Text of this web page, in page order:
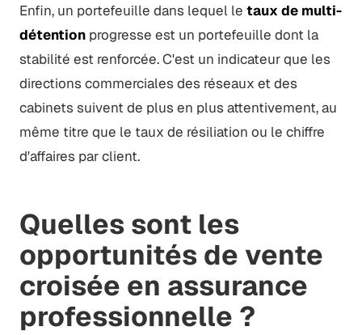
Enfin, un portefeuille dans lequel le taux de multi-
détentionprogresse est un portefeuille dont la
stabilité est renforcée. C'est un indicateur que les
directions commerciales des réseaux et des
cabinets suivent de plus en plus attentivement, au
même titre que le taux de résiliation ou le chiffre
d'affaires par client.
Quelles sont les
opportunités de vente
croisée en assurance
professionnelle ?